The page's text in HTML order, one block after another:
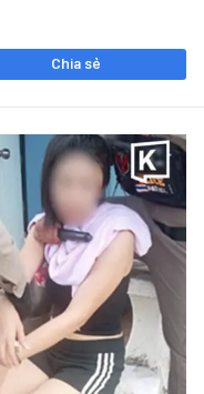
Chia sẻ